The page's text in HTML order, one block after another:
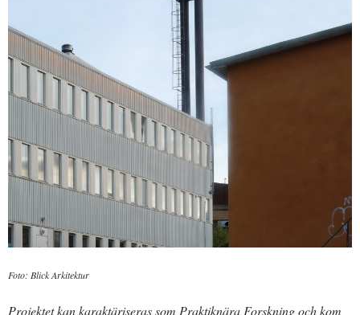
Foto: Blick Arkitektur
Projektet kan karaktäriseras som Praktiknära Forskning och kom